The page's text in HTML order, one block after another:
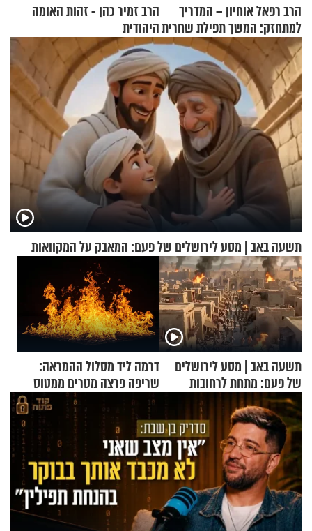
הרב רפאל אוחיון – המדריך
למתחזק: המשך תפילת שחרית
מאשרי ועד עלינו
הרב זמיר כהן - זהות האומה
היהודית
תשעה באב | מסע לירושלים של פעם: המאבק על המקוואות
תשעה באב | מסע לירושלים
של פעם: מתחת לרחובות
ירושלים
דרמה ליד מסלול ההמראה:
שריפה פרצה מטרים ממטוס
מלא בנוסעים